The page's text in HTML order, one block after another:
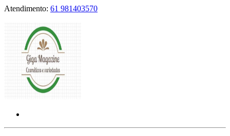
Atendimento: 61 981403570